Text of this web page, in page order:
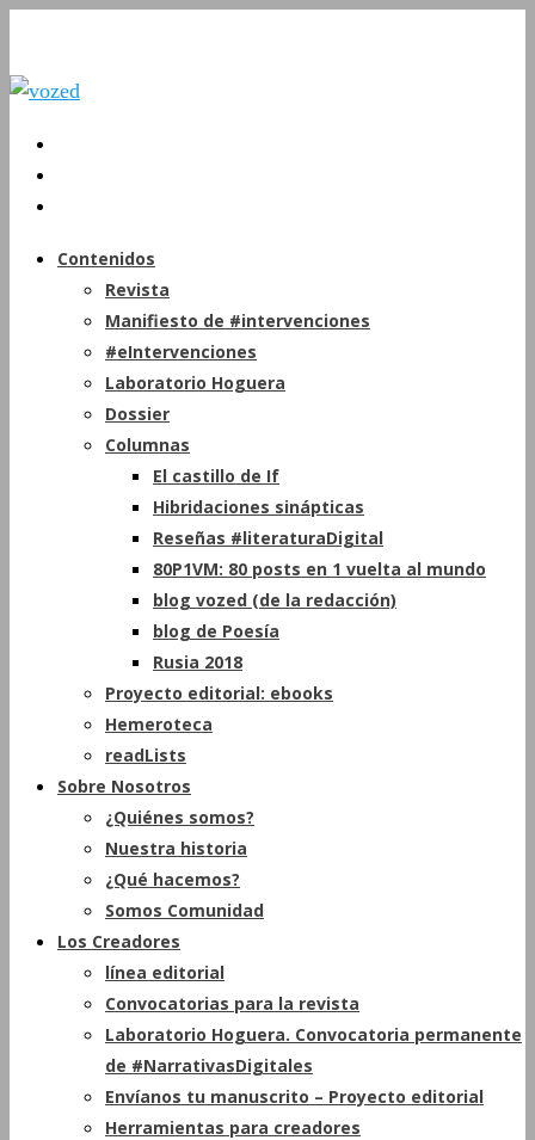
Contenidos
Revista
Manifiesto de #intervenciones
#eIntervenciones
Laboratorio Hoguera
Dossier
Columnas
El castillo de If
Hibridaciones sinápticas
Reseñas #literaturaDigital
80P1VM: 80 posts en 1 vuelta al mundo
blog vozed (de la redacción)
blog de Poesía
Rusia 2018
Proyecto editorial: ebooks
Hemeroteca
readLists
Sobre Nosotros
¿Quiénes somos?
Nuestra historia
¿Qué hacemos?
Somos Comunidad
Los Creadores
línea editorial
Convocatorias para la revista
Laboratorio Hoguera. Convocatoria permanente
de #NarrativasDigitales
Envíanos tu manuscrito – Proyecto editorial
Herramientas para creadores